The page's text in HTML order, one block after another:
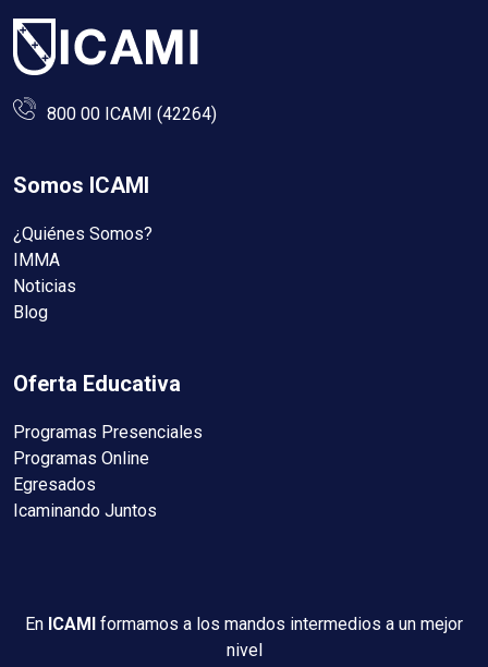
800 00 ICAMI (42264)
Somos ICAMI
¿Quiénes Somos?
IMMA
Noticias
Blog
Oferta Educativa
Programas Presenciales
Programas Online
Egresados
Icaminando Juntos
En ICAMI formamos a los mandos intermedios a un mejor
nivel